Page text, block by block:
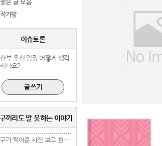
좋은 글 모음
작가방
이슈토론
부 우선 입장 어떻게 생각
나요?
끼리도 말 못하는 이야기
친구가 찍어준 사진 보고 현타 겁..
친구가 찍어준 사진 보고 현타 겁..